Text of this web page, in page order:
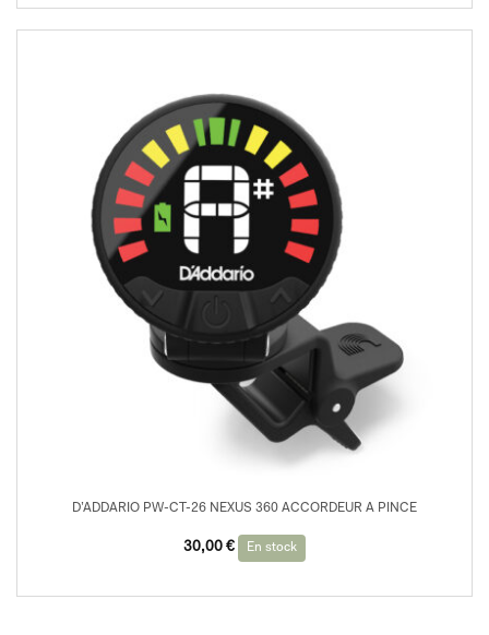
D’ADDARIO PW-CT-26 NEXUS 360 ACCORDEUR A PINCE
30,00 € En stock